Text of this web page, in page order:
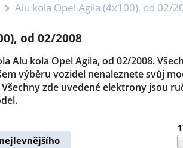
Alu kola Opel Agila (4x100), od 02/
od 02/2008
Alu kola Opel Agila, od 02/2008.
výběru vozidel nenaleznete svůj
zde uvedené elektrony jsou